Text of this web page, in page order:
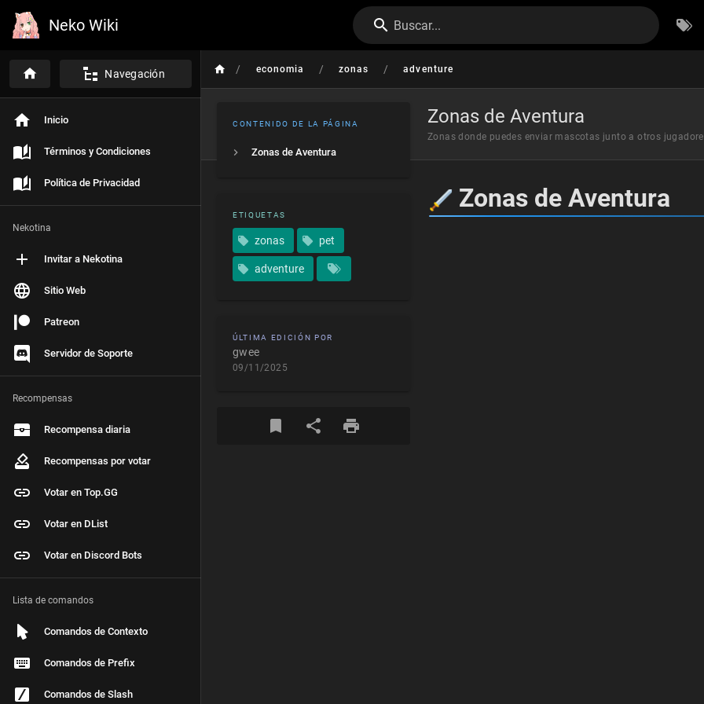
Neko Wiki Buscar...
Navegación
Inicio
Términos y Condiciones
Política de Privacidad
Nekotina
Invitar a Nekotina
Sitio Web
Patreon
Servidor de Soporte
Recompensas
Recompensa diaria
Recompensas por votar
Votar en Top.GG
Votar en DList
Votar en Discord Bots
Lista de comandos
Comandos de Contexto
Comandos de Prefix
Comandos de Slash
/ economia / zonas / adventure
Zonas de Aventura
Zonas donde puedes enviar mascotas junto a otros
CONTENIDO DE LA PÁGINA
Zonas de Aventura
ETIQUETAS
zonas pet
adventure
ÚLTIMA EDICIÓN POR
gwee
09/11/2025
Zonas de Aventura